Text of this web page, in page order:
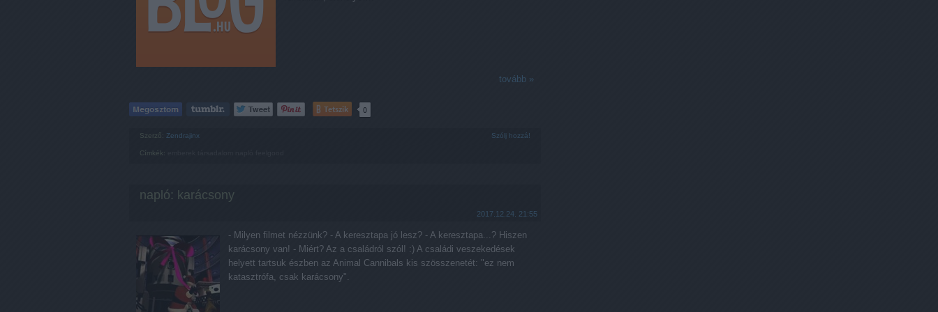
tovább »
Tetszik 0
Szerző: Zendrajinx Szólj hozzá!
Címkék:
napló: karácsony
2017.12.24. 21:55
- Milyen filmet nézzünk? - A keresztapa jó lesz? - A keresztapa...? Hiszen
karácsony van! - Miért? Az a családról szól! :) A családi veszekedések
helyett tartsuk észben az Animal Cannibals kis szösszenetét: "ez nem
katasztrófa, csak karácsony".